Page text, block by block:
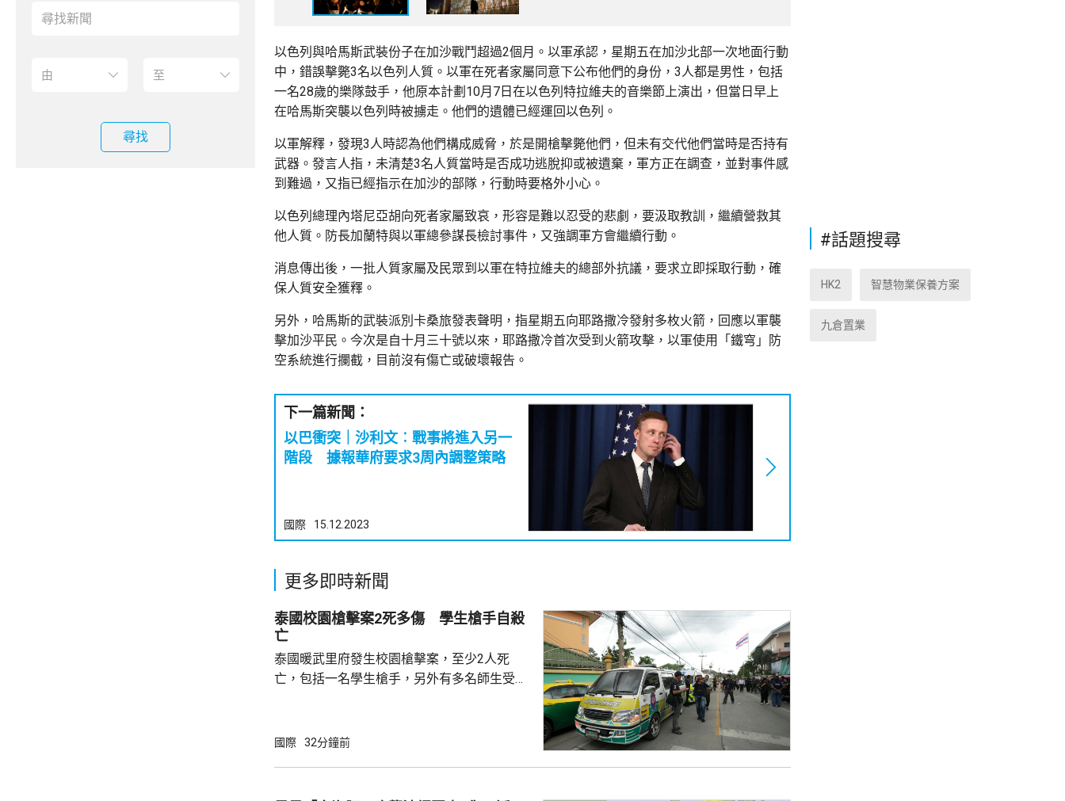
尋找
以色列與哈馬斯武裝份子在加沙戰鬥超過2個月。以軍承認，星期五在加沙北部一次地面行動
中，錯誤擊斃3名以色列人質。以軍在死者家屬同意下公布他們的身份，3人都是男性，包括
一名28歲的樂隊鼓手，他原本計劃10月7日在以色列特拉維夫的音樂節上演出，但當日早上
在哈馬斯突襲以色列時被擄走。他們的遺體已經運回以色列。
以軍解釋，發現3人時認為他們構成威脅，於是開槍擊斃他們，但未有交代他們當時是否持有
武器。發言人指，未清楚3名人質當時是否成功逃脫抑或被遺棄，軍方正在調查，並對事件感
到難過，又指已經指示在加沙的部隊，行動時要格外小心。
以色列總理內塔尼亞胡向死者家屬致哀，形容是難以忍受的悲劇，要汲取教訓，繼續營救其
他人質。防長加蘭特與以軍總參謀長檢討事件，又強調軍方會繼續行動。
消息傳出後，一批人質家屬及民眾到以軍在特拉維夫的總部外抗議，要求立即採取行動，確
保人質安全獲釋。
另外，哈馬斯的武裝派別卡桑旅發表聲明，指星期五向耶路撒冷發射多枚火箭，回應以軍襲
擊加沙平民。今次是自十月三十號以來，耶路撒冷首次受到火箭攻擊，以軍使用「鐵穹」防
空系統進行攔截，目前沒有傷亡或破壞報告。
下一篇新聞：
以巴衝突｜沙利文︰戰事將進入另一
階段 據報華府要求3周內調整策略
國際 15.12.2023
更多即時新聞
泰國校園槍擊案2死多傷 學生槍手自殺
亡
泰國暖武里府發生校園槍擊案，至少2人死
亡，包括一名學生槍手，另外有多名師生受
身亡。警方到場疏散學校師生，正調查案件。
入一間中學脅持師生，至少1死7傷，當中死者
國際 32分鐘前
#話題搜尋
HK2 智慧物業保養方案
九倉置業